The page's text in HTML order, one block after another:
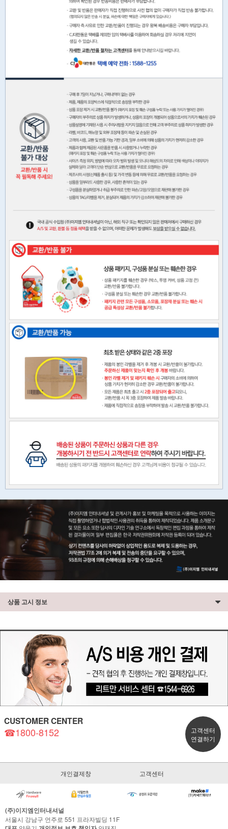
상품 고시 정보
CUSTOMER CENTER
☎1800-8152
고객센터
연결하기
개인결제창 고객센터
(주)이지엠인터내셔널
서울시 강남구 언주로 551 프라자빌딩 11F